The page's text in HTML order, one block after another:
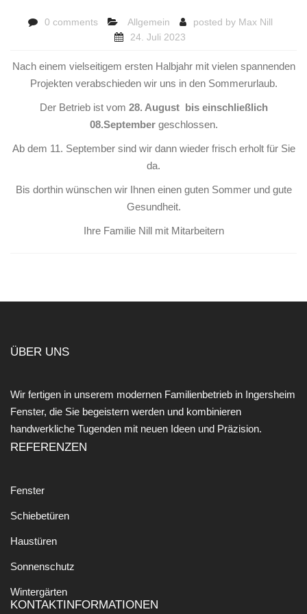
0 comments Allgemein posted by Max Nill
24. Juli 2023
Nach einem vielseitigem ersten Halbjahr mit vielen spannenden
Projekten verabschieden wir uns in den Sommerurlaub.
Der Betrieb ist vom 28. August bis einschließlich
08.Septembergeschlossen.
Ab dem 11. September sind wir dann wieder frisch erholt für Sie
da.
Bis dorthin wünschen wir Ihnen einen guten Sommer und gute
Gesundheit.
Ihre Familie Nill mit Mitarbeitern
ÜBER UNS
Wir fertigen in unserem modernen Familienbetrieb in Ingersheim
Fenster, die Sie begeistern werden und kombinieren
handwerkliche Tugenden mit neuen Ideen und Präzision.
REFERENZEN
Fenster
Schiebetüren
Haustüren
Sonnenschutz
Wintergärten
KONTAKTINFORMATIONEN